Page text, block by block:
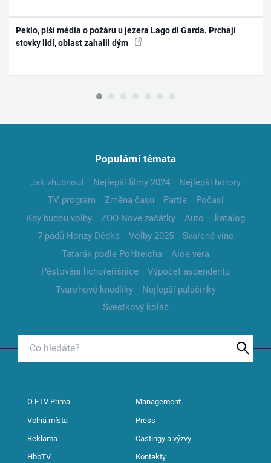
Peklo, píší média o požáru u jezera Lago di Garda. Prchají
stovky lidí, oblast zahalil dým
Populární témata
Jak zhubnout Nejlepší filmy 2024
Nejlepší horory
TV program
Změna času Partie
Počasí
Kdy budou volby
ZOO Nové začátky
Auto – katalog
7 pádů Honzy Dědka
Volby 2025
Svařené víno
Tatarák podle Pohlreicha
Aloe vera
Pěstování lichořeřišnice
Výpočet ascendentu
Tvarohové knedlíky
Nejlepší palačinky
Švestkový koláč
O FTV Prima Management
Volná místa Press
Reklama Castingy a výzvy
HbbTV Kontakty